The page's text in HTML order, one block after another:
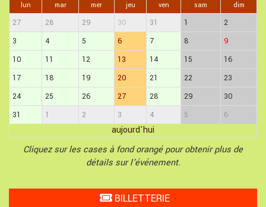
lun mar mer jeu ven sam dim
27 28 29 30 31 1
2
3
4 5 6 7 8
9
10
11 12 13 14 15
16
17
18 19 20 21 22
23
24
25 26 27 28 29
30
31
1 2 3 4 5 6
aujourd'hui
Cliquez sur les cases à fond orangé pour obtenir plus de
détails sur l'événement.
BILLETTERIE